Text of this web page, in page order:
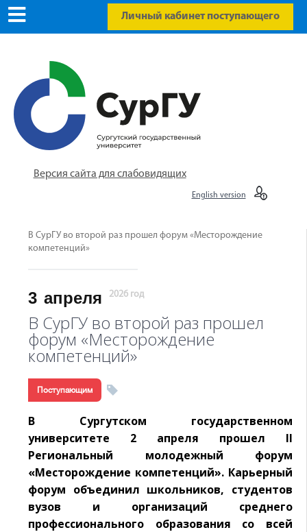
Личный кабинет поступающего
Версия сайта для слабовидящих
English version
В СурГУ во второй раз прошел форум «Месторождение
компетенций»
3 апреля 2026 год
В СурГУ во второй раз прошел
форум «Месторождение
компетенций»
Поступающим
В Сургутском государственном
университете 2 апреля прошел II
Региональный молодежный форум
«Месторождение компетенций». Карьерный
форум объединил школьников, студентов
вузов и организаций среднего
профессионального образования со всей